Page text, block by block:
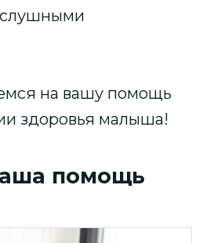
на вашу помощь
здоровья малыша!
помощь